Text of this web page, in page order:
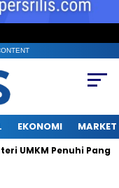
EKONOMI MARKET
Penuhi Panggilan